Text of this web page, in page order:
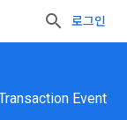
로그인
Event